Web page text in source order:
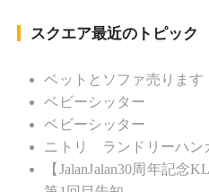
スクエア最近のトピック
ベットとソファ売ります
ベビーシッター
ベビーシッター
ニトリ ランドリーハン
【JalanJalan30周年記念